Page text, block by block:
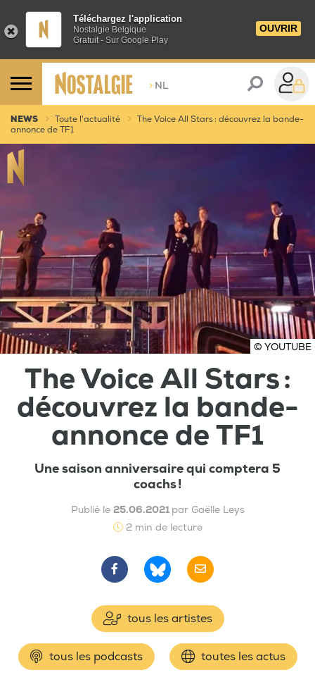
Téléchargez l'application
Nostalgie Belgique
Gratuit - Sur Google Play
OUVRIR
> NL
NEWS Toute l'actualité
The Voice All Stars : découvrez la bande-
annonce de TF1
© YOUTUBE
The Voice All Stars :
découvrez la bande-
annonce de TF1
Une saison anniversaire qui comptera 5
coachs !
Publié le 25.06.2021 par Gaëlle Leys
2 min de lecture
tous les artistes
tous les podcasts toutes les actus